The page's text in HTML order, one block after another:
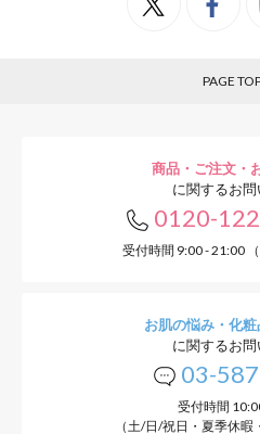
PAGE
商品・ご注文・
に関するお
0120-
受付時間 9:00 - 21:00
お肌の悩み・化
に関するお
03-
受付時間
（土/日/祝日・夏季休暇